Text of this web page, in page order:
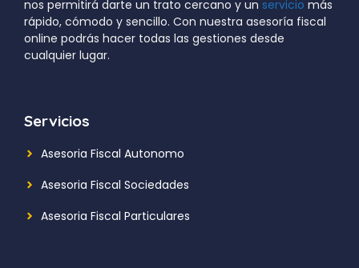
nos permitirá darte un trato cercano y un servicio más
rápido, cómodo y sencillo. Con nuestra asesoría fiscal
online podrás hacer todas las gestiones desde
cualquier lugar.
Servicios
Asesoria Fiscal Autonomo
Asesoria Fiscal Sociedades
Asesoria Fiscal Particulares